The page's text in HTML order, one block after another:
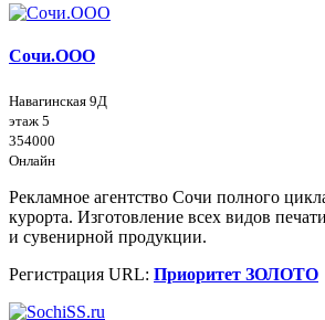
Сочи.ООО
Навагинская 9Д
этаж 5
354000
Онлайн
Рекламное агентство Сочи полного
курорта. Изготовление всех видов
и сувенирной продукции.
Регистрация URL: Приоритет ЗОЛОТО